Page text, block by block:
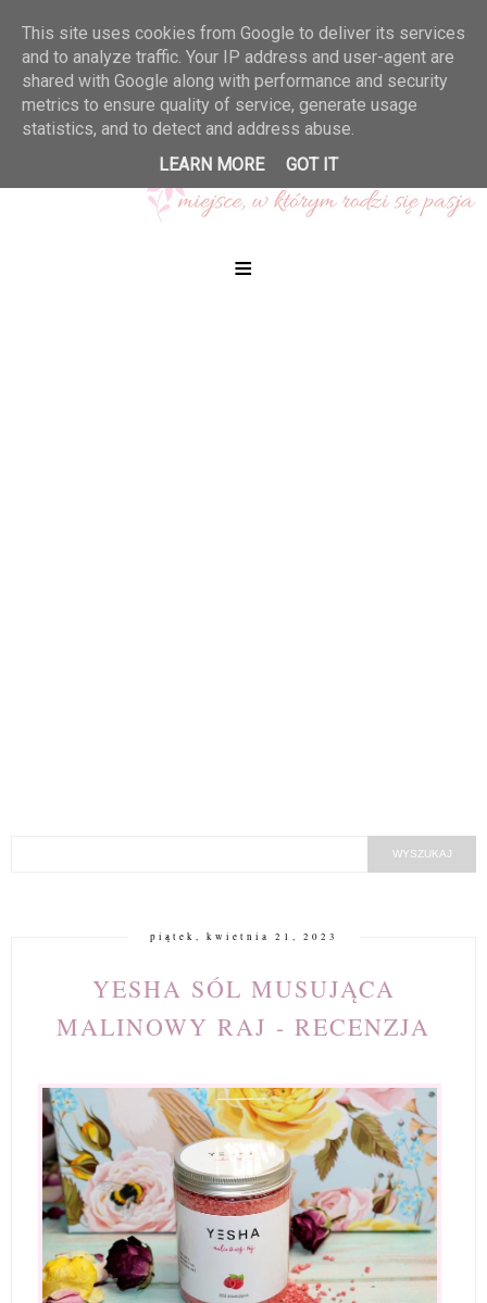
≡
piątek, kwietnia 21, 2023
YESHA SÓL MUSUJĄCA
MALINOWY RAJ - RECENZJA
This site uses cookies from Google to deliver its services
and to analyze traffic. Your IP address and user-agent are
shared with Google along with performance and security
metrics to ensure quality of service, generate usage
statistics, and to detect and address abuse.
LEARN MORE
GOT IT